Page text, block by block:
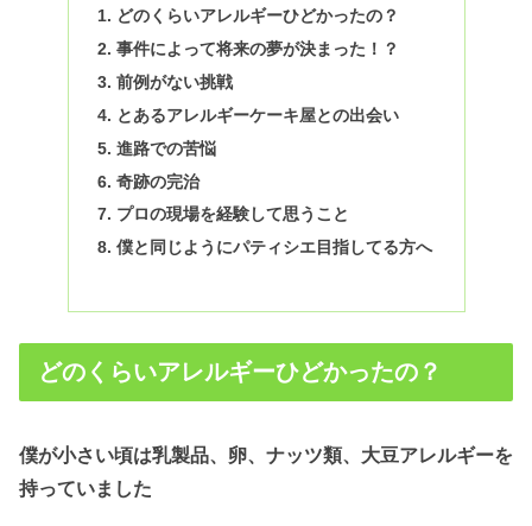
どのくらいアレルギーひどかったの？
事件によって将来の夢が決まった！？
前例がない挑戦
とあるアレルギーケーキ屋との出会い
進路での苦悩
奇跡の完治
プロの現場を経験して思うこと
僕と同じようにパティシエ目指してる方へ
どのくらいアレルギーひどかったの？
僕が小さい頃は乳製品、卵、ナッツ類、大豆アレルギーを
持っていました